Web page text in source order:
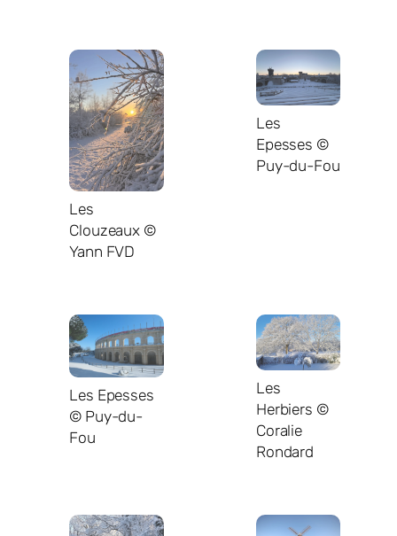
Les
Clouzeaux ©
Yann FVD
Les
Epesses ©
Puy-du-Fou
Les Epesses
© Puy-du-
Fou
Les
Herbiers ©
Coralie
Rondard